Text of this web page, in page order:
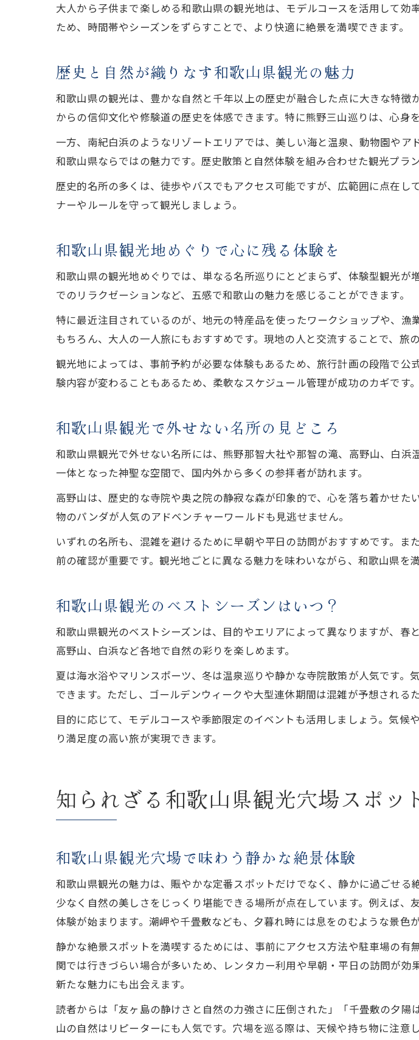
和歌山県の自然ス
歴史感じる和歌山県おす
和歌山県観光で歴
和歌山県の歴史名
和歌山県観光で味
歴史好き必見の和
和歌山県観光で知
大人旅におすすめの
和歌山県で大人も
和歌山県観光で非日
和歌山県観光で大
和歌山県観光で心癒す
和歌山県観光で癒
和歌山県観光で心安
和歌山県観光で疲
大人から子供まで楽しめる和歌山県の観光地は、モデルコースを活用して
ため、時間帯やシーズンをずらすことで、より快適に絶景を満喫できます。
歴史と自然が織りなす和歌山県観光の魅力
和歌山県の観光は、豊かな自然と千年以上の歴史が融合した点に大きな特
からの信仰文化や修験道の歴史を体感できます。特に熊野三山巡りは、心身
一方、南紀白浜のようなリゾートエリアでは、美しい海と温泉、動物園や
和歌山県ならではの魅力です。歴史散策と自然体験を組み合わせた観光プラ
歴史的名所の多くは、徒歩やバスでもアクセス可能ですが、広範囲に点在
ナーやルールを守って観光しましょう。
和歌山県観光地めぐりで心に残る体験を
和歌山県の観光地めぐりでは、単なる名所巡りにとどまらず、体験型観光
でのリラクゼーションなど、五感で和歌山の魅力を感じることができます。
特に最近注目されているのが、地元の特産品を使ったワークショップや、
もちろん、大人の一人旅にもおすすめです。現地の人と交流することで、旅
観光地によっては、事前予約が必要な体験もあるため、旅行計画の段階で
験内容が変わることもあるため、柔軟なスケジュール管理が成功のカギです。
和歌山県観光で外せない名所の見どころ
和歌山県観光で外せない名所には、熊野那智大社や那智の滝、高野山、白
一体となった神聖な空間で、国内外から多くの参拝者が訪れます。
高野山は、歴史的な寺院や奥之院の静寂な森が印象的で、心を落ち着かせ
物のパンダが人気のアドベンチャーワールドも見逃せません。
いずれの名所も、混雑を避けるために早朝や平日の訪問がおすすめです。
前の確認が重要です。観光地ごとに異なる魅力を味わいながら、和歌山県を満
和歌山県観光のベストシーズンはいつ？
和歌山県観光のベストシーズンは、目的やエリアによって異なりますが、
高野山、白浜など各地で自然の彩りを楽しめます。
夏は海水浴やマリンスポーツ、冬は温泉巡りや静かな寺院散策が人気です
できます。ただし、ゴールデンウィークや大型連休期間は混雑が予想される
目的に応じて、モデルコースや季節限定のイベントも活用しましょう。気
り満足度の高い旅が実現できます。
知られざる和歌山県観光穴場スポッ
和歌山県観光穴場で味わう静かな絶景体験
和歌山県観光の魅力は、賑やかな定番スポットだけでなく、静かに過ごせ
少なく自然の美しさをじっくり堪能できる場所が点在しています。例えば
体験が始まります。潮岬や千畳敷なども、夕暮れ時には息をのむような景色
静かな絶景スポットを満喫するためには、事前にアクセス方法や駐車場の
関では行きづらい場合が多いため、レンタカー利用や早朝・平日の訪問が
新たな魅力にも出会えます。
読者からは「友ヶ島の静けさと自然の力強さに圧倒された」「千畳敷の夕
山の自然はリピーターにも人気です。穴場を巡る際は、天候や持ち物に注意